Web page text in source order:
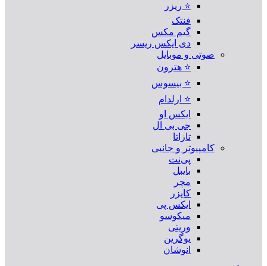
⭐ ریزر
فنتک
گیم مکس
دی ایکس ریسر
صوتی و موبایل
⭐ هترون
⭐ بیسوس
⭐ ارلدام
ایکس او
جی بی ال
تازاتا
کامپیوتر و جانبی
پی‌نت
بایبل
مچر
کایزر
ایکس پی
میکوسو
وریتی
یوگرین
انوشان